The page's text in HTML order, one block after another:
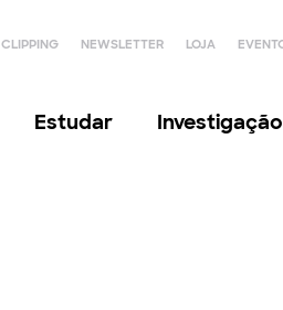
CLIPPING NEWSLETTER LOJA
Estudar Investigação